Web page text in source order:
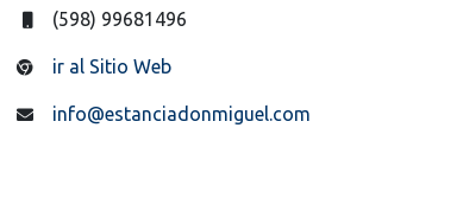
(598) 99681496
ir al Sitio Web
info@estanciadonmiguel.com